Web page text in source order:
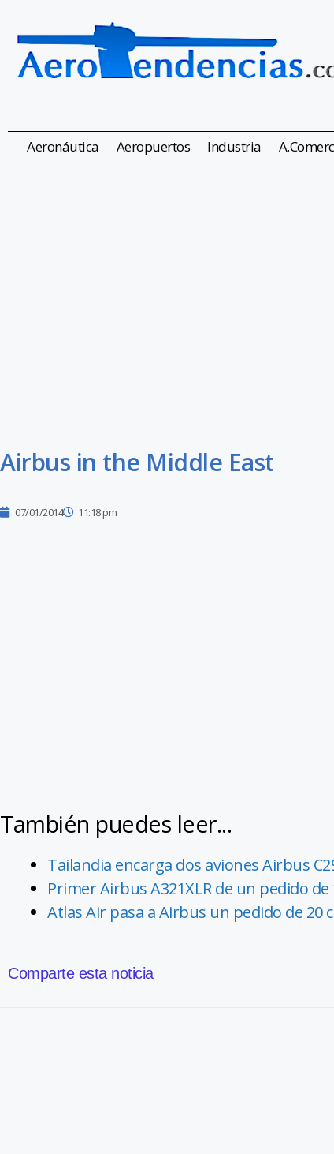
Aeronáutica Aeropuertos Industria
Airbus in the Middle East
07/01/2014 11:18 pm
También puedes leer...
Tailandia encarga dos aviones Airbus
Primer Airbus A321XLR de un pedido de
Atlas Air pasa a Airbus un pedido de 20
Comparte esta noticia